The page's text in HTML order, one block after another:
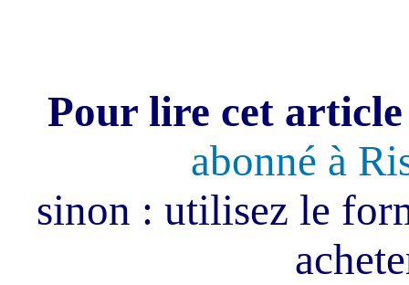
Pour lire cet
abonné à
sinon : utilisez le